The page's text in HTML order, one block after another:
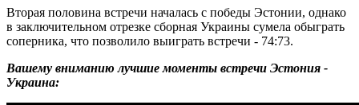
Вторая половина встречи началась с победы Эстонии, однако
в заключительном отрезке сборная Украины сумела обыграть
соперника, что позволило выиграть встречи - 74:73.
Вашему вниманию лучшие моменты встречи Эстония -
Украина: